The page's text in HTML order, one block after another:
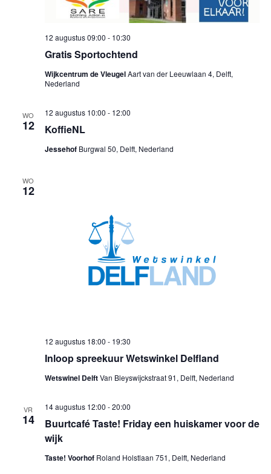
Gratis Sportochtend
12 augustus 09:00 - 10:30
Wijkcentrum de VleugelAart van der Leeuwlaan 4, Delft,
Nederland
WO
12 KoffieNL
12 augustus 10:00 - 12:00
Jessehof Burgwal 50, Delft, Nederland
WO
12
Inloop spreekuur Wetswinkel Delfland
12 augustus 18:00 - 19:30
Wetswinel DelftVan Bleyswijckstraat 91, Delft, Nederland
VR
14
Buurtcafé Taste! Friday een huiskamer voor de
wijk
14 augustus 12:00 -20:00
Taste! Voorhof Roland Holstlaan 751, Delft, Nederland